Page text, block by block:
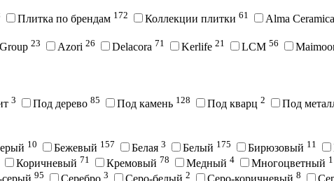
Плитка по брендам 172 Коллекции плитки 61 Alma Ceramica
23 Azori 26 Delacora 71 Kerlife 21 LCM 56
3 Под дерево 85 Под камень 128 Под кварц 2 Под
10 Бежевый 157 Белая 3 Белый 175 Бирюзовый 11
Коричневый 71 Кремовый 78 Медный 4 Многоцветный 1
95 3 2 8